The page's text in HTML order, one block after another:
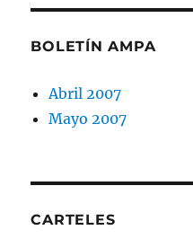
BOLETÍN AMPA
Abril 2007
Mayo 2007
CARTELES